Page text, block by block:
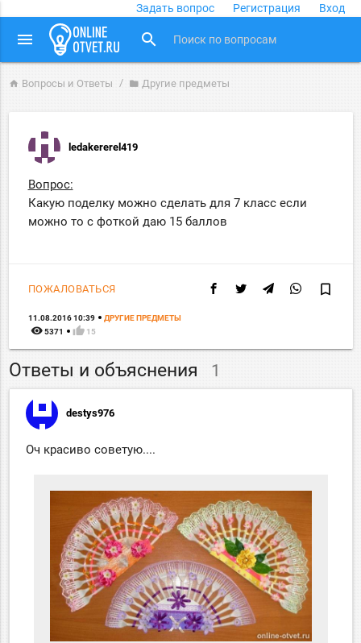
Задать вопрос Регистрация Вход
menu search
home Вопросы и Ответы folder Другие предметы
ledakererel419
Вопрос:
Какую поделку можно сделать для 7 класс если
можно то с фоткой даю 15 баллов
ПОЖАЛОВАТЬСЯ bookmark_border
11.08.2016 10:39 ДРУГИЕ ПРЕДМЕТЫ
remove_red_eye 5371 thumb_up 15
Ответы и объяснения 1
destys976
Оч красиво советую....